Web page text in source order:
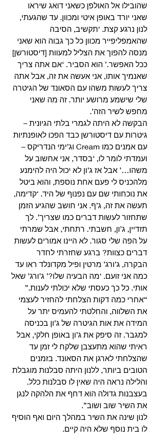
שהובילו אל האולפן כשאני דואג שיראו
שאני יורד באופן איטי ומכוון. עד שהגעתי,
לנון נרגע קצת. ‘תקשיב, הסיבה
שהאמפליפייר מכוון כל כך גבוה הוא שאני
מנסה להפוך את הצליל למעוות [דיסטורשן]
ככל האפשר.’ הוא הסביר. ‘אם אתה צריך
שאנמיך אותו, אני אעשה את זה, אבל אתה
צריך לעשות משהו עם הסאונד של הגיטרה
שלי שישמע מרושע יותר. זה מה שאני
מחפש לשיר הזה’.
הבקשה לא היתה לגמרי בלתי הגיונית –
גיטרות עם דיסטורשן כבד הפכו לאופנתיות
עם אמנים כמו Cream וג’ימי הנדריקס –
ועמדתי לומר לו, ‘בסדר, אני אחשוב על
משהו…’ אבל אז ג’ון לא יכול היה להימנע
מלהכניס לי פעם אחת נוספת, והוא ביטל
את נוכחותי שם עם נפנוף של היד. ‘קדימה,
תעשה את זה, ג’ף. אני חושב שהגיע הזמן
שתחזור לעשות דברים כמו שצריך’. לך
תזדיין, ג’ון, חשבתי. רתחתי, אבל שמרתי
על הפה שלי סגור. לא היינו אמורים לעשות
דברים כצוות? ברגע שחזרתי לחדר
הבקרה, ג’ורג’ מרטין ופיל מקדונלד ראו עד
כמה אני זועם. ‘מה הבעיה שלו?’ ג’ורג’ שאל
אותי. כל כך כעסתי שלא יכולתי לענות.”
“אחרי כמה דקות הצלחתי להחזיר לעצמי
את השלווה, והחלטתי להעמיס יתר על
המידה את אות הגיטרה של ג’ון בכניסה
למגבר. זה סיפק את ג’ון באופן חלקי, אבל
ראיתי שהוא מתעצבן שלקח לי זמן עד
שהצלחתי לארגן את הסאונד. בזמנים
הטובים ביותר, ללנון היתה סבלנות מוגבלת
והלילה נראה היה שאין לו סבלנות כלל.
בעצבנות גדולה הוא דחף את הלהקה לנגן
את השיר שוב ושוב”.
לנון שינה את השיר במהלך היום ואף הוסיף
לו בית נוסף שלא היה קיים.